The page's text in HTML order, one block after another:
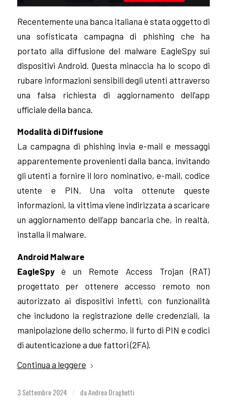
Recentemente una banca italiana è stata oggetto di
una sofisticata campagna di phishing che ha
portato alla diffusione del malware EagleSpy sui
dispositivi Android. Questa minaccia ha lo scopo di
rubare informazioni sensibili degli utenti attraverso
una falsa richiesta di aggiornamento dell’app
ufficiale della banca.
Modalità di Diffusione
La campagna di phishing invia e-mail e messaggi
apparentemente provenienti dalla banca, invitando
gli utenti a fornire il loro nominativo, e-mail, codice
utente e PIN. Una volta ottenute queste
informazioni, la vittima viene indirizzata a scaricare
un aggiornamento dell’app bancaria che, in realtà,
installa il malware.
Android Malware
EagleSpyè un Remote Access Trojan (RAT)
progettato per ottenere accesso remoto non
autorizzato ai dispositivi infetti, con funzionalità
che includono la registrazione delle credenziali, la
manipolazione dello schermo, il furto di PIN e codici
di autenticazione a due fattori (2FA).
Continua a leggere
3 Settembre 2024 / daAndrea Draghetti